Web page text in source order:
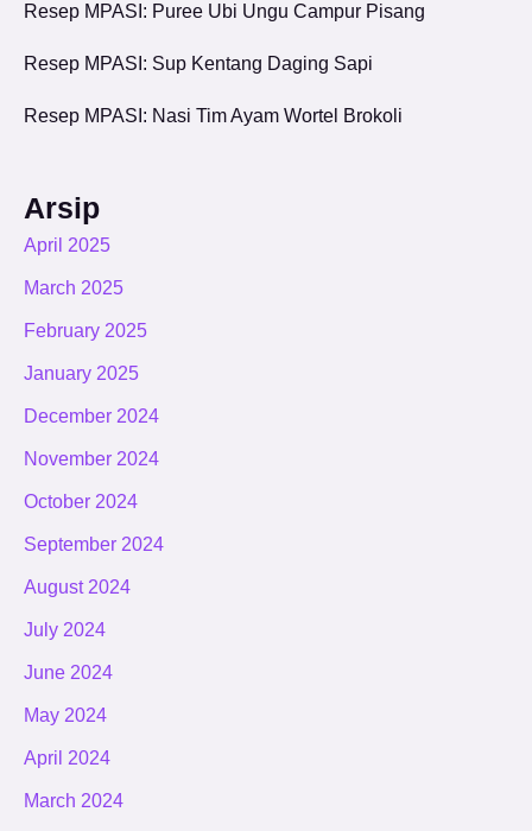
Resep MPASI: Puree Ubi Ungu Campur Pisang
Resep MPASI: Sup Kentang Daging Sapi
Resep MPASI: Nasi Tim Ayam Wortel Brokoli
Arsip
April 2025
March 2025
February 2025
January 2025
December 2024
November 2024
October 2024
September 2024
August 2024
July 2024
June 2024
May 2024
April 2024
March 2024